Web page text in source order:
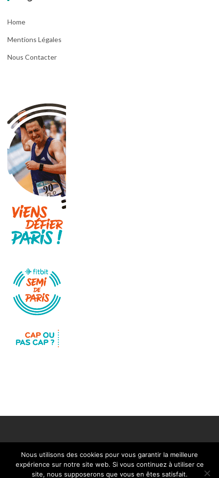
Home
Mentions Légales
Nous Contacter
Mentions légales Nous contacter
Nous utilisons des cookies pour vous garantir la meilleure
expérience sur notre site web. Si vous continuez à utiliser ce
site, nous supposerons que vous en êtes satisfait.